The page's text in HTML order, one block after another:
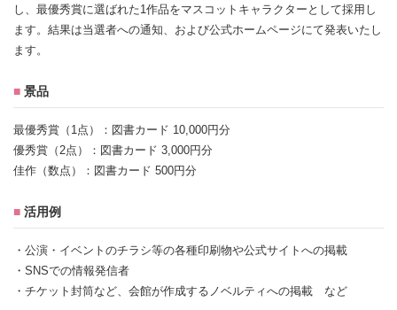
し、最優秀賞に選ばれた1作品をマスコットキャラクターとして採用し
ます。結果は当選者への通知、および公式ホームページにて発表いたし
ます。
■ 景品
最優秀賞（1点）：図書カード 10,000円分
優秀賞（2点）：図書カード 3,000円分
佳作（数点）：図書カード 500円分
■ 活用例
・公演・イベントのチラシ等の各種印刷物や公式サイトへの掲載
・SNSでの情報発信者
・チケット封筒など、会館が作成するノベルティへの掲載 など